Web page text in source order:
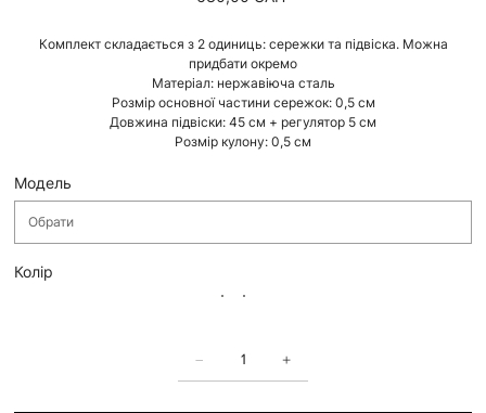
Комплект складається з 2 одиниць: сережки та підвіска. Можна
придбати окремо
Матеріал: нержавіюча сталь
Розмір основної частини сережок: 0,5 см
Довжина підвіски: 45 см + регулятор 5 см
Розмір кулону: 0,5 см
Модель
Колір